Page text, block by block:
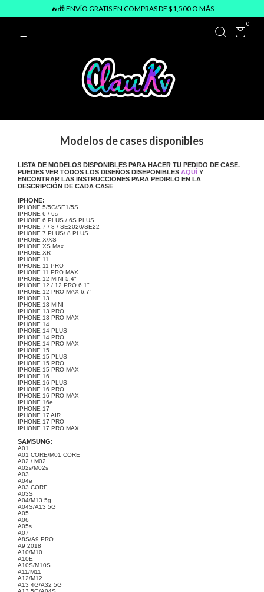
🔥🎁 ENVÍO GRATIS EN COMPRAS DE $1,500 O MÁS
0
Modelos de cases disponibles
LISTA DE MODELOS DISPONIBLES PARA HACER TU PEDIDO DE CASE.
PUEDES VER TODOS LOS DISEÑOS DISEPONIBLES AQUÍ Y
ENCONTRAR LAS INSTRUCCIONES PARA PEDIRLO EN LA
DESCRIPCIÓN DE CADA CASE
IPHONE:
IPHONE 5/5C/SE1/5S
IPHONE 6 / 6s
IPHONE 6 PLUS / 6S PLUS
IPHONE 7 / 8 / SE2020/SE22
IPHONE 7 PLUS/ 8 PLUS
IPHONE X/XS
IPHONE XS Max
IPHONE XR
IPHONE 11
IPHONE 11 PRO
IPHONE 11 PRO MAX
IPHONE 12 MINI 5.4"
IPHONE 12 / 12 PRO 6.1"
IPHONE 12 PRO MAX 6.7”
IPHONE 13
IPHONE 13 MINI
IPHONE 13 PRO
IPHONE 13 PRO MAX
IPHONE 14
IPHONE 14 PLUS
IPHONE 14 PRO
IPHONE 14 PRO MAX
IPHONE 15
IPHONE 15 PLUS
IPHONE 15 PRO
IPHONE 15 PRO MAX
IPHONE 16
IPHONE 16 PLUS
IPHONE 16 PRO
IPHONE 16 PRO MAX
IPHONE 16e
IPHONE 17
IPHONE 17 AIR
IPHONE 17 PRO
IPHONE 17 PRO MAX
SAMSUNG:
A01
A01 CORE/M01 CORE
A02 / M02
A02s/M02s
A03
A04e
A03 CORE
A03S
A04/M13 5g
A04S/A13 5G
A05
A06
A05s
A07
A8S/A9 PRO
A9 2018
A10/M10
A10E
A10S/M10S
A11/M11
A12/M12
A13 4G/A32 5G